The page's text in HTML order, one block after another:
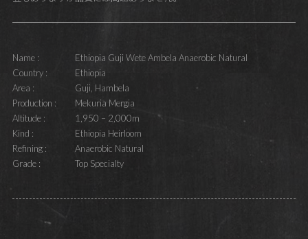
Name :
Ethiopia Guji Wete Ambela Anaerobic Natural
Country :
Ethiopia
Area :
Guji, Hambela
Production :
Mekuria Mergia
Altitude :
1,950 – 2,000m
Kind :
Ethiopia Heirloom
Refining :
Anaerobic Natural
Grade :
Top Specialty